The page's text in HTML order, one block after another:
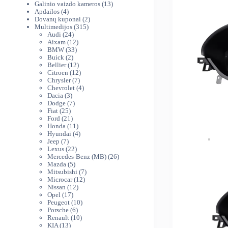
produktai
Galinio vaizdo kameros 1313
Apdailos 44
produktai
Dovanų kuponai 22
produktai
Multimedijos 315315
Audi 2424
produktai
Aixam 1212
produktų
BMW 3333
Buick 22
produktai
Bellier 1212
produktų
Citroen 1212
produktų
Chrysler 77
produktai
Chevrolet 44
Dacia 33
produktai
Dodge 77
Fiat 2525
produktai
Ford 21 21
produktas
Honda 11 11
produktų
Hyundai 44
Jeep 77
produktai
Lexus 2222
produktai
Mercedes-Benz (MB) 2626
Mazda 55
produktai
Mitsubishi 77
produktai
Microcar 1212
Nissan 1212
Opel 1717
produktų
Peugeot 1010
Porsche 66
produktai
Renault 1010
KIA 1313